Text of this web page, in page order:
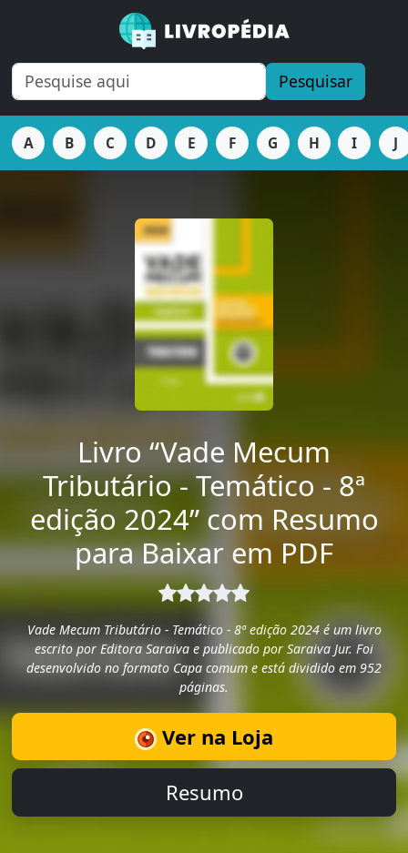
Pesquisar
A B C D E F G H I J
Livro “Vade Mecum
Tributário - Temático - 8ª
edição 2024” com Resumo
para Baixar em PDF
Vade Mecum Tributário - Temático - 8ª edição 2024 é um livro
escrito por Editora Saraiva e publicado por Saraiva Jur. Foi
desenvolvido no formato Capa comum e está dividido em 952
páginas.
Ver na Loja
Resumo